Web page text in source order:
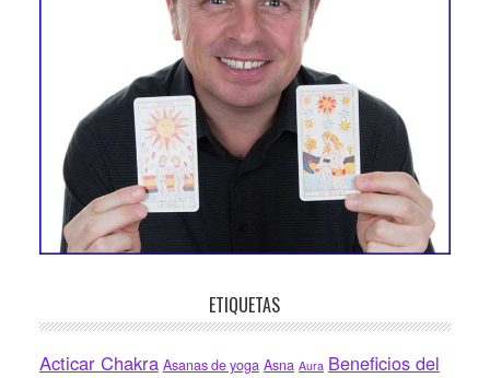
ETIQUETAS
Acticar Chakra Asanas de yoga Asna Aura Beneficios del